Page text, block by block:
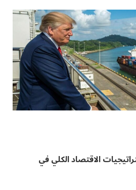
الاقتصاد الكلي في